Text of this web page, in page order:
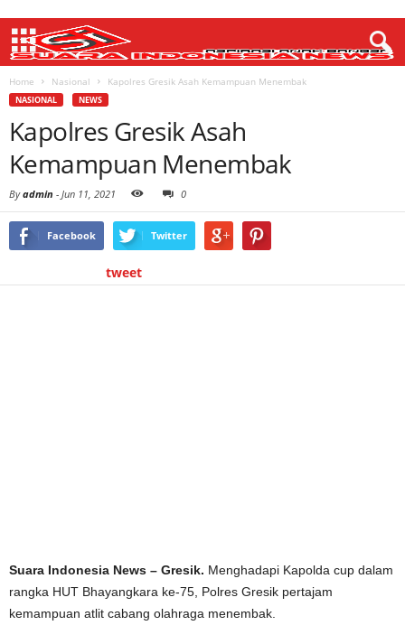
Home Nasional Kapolres Gresik Asah Kemampuan Menembak
NASIONAL NEWS
Kapolres Gresik Asah
Kemampuan Menembak
Byadmin - Jun 11, 2021 0
Facebook Twitter
tweet
Suara Indonesia News – Gresik. Menghadapi Kapolda cup dalam
rangka HUT Bhayangkara ke-75, Polres Gresik pertajam
kemampuan atlit cabang olahraga menembak.